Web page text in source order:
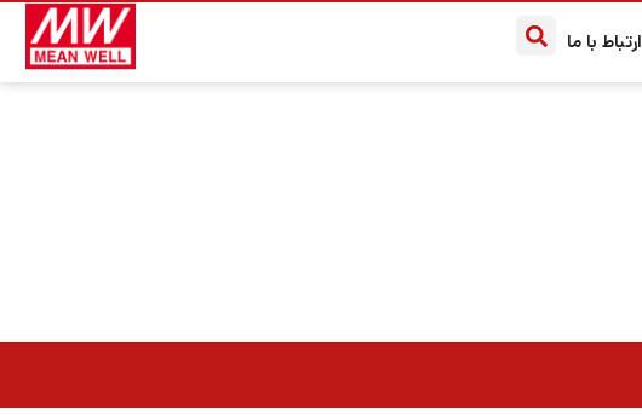
ارتباط با ما